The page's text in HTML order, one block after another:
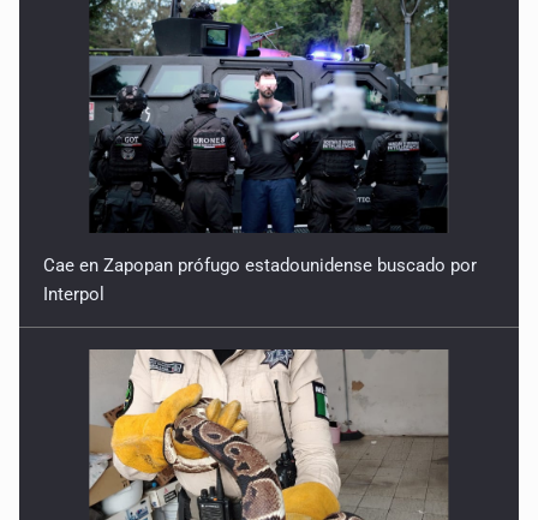
Cae en Zapopan prófugo estadounidense buscado por